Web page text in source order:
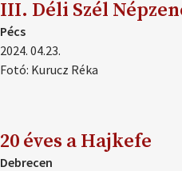
III. Déli Szél
Pécs
2024. 04.23.
Fotó: Kurucz Réka
20 éves a Hajkefe
Debrecen